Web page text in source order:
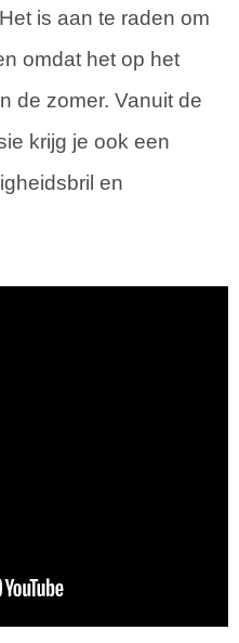
is aan te raden om
omdat het op het
de zomer. Vanuit de
krijg je ook een
en